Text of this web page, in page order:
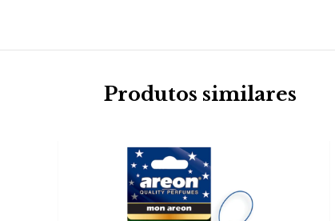
Produtos similares